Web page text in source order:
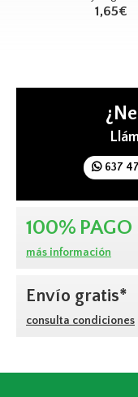
1,65€
637
100%
más información
Envío gratis*
consulta condiciones